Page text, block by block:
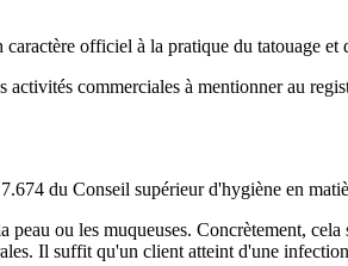
officiel à la pratique du tatouage et
activités commerciales à mentionner au
du Conseil supérieur d'hygiène en
ou les muqueuses. Concrètement,
Il suffit qu'un client atteint d'une